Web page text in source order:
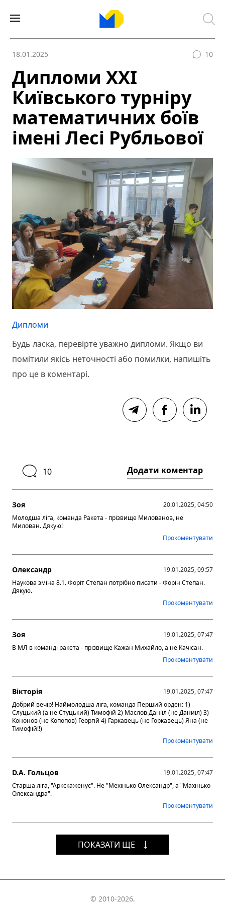
18.01.2025 10
Дипломи ХХІ
Київського турніру
математичних боїв
імені Лесі Рубльової
Дипломи
Будь ласка, перевірте уважно дипломи. Якщо ви
помітили якісь неточності або помилки, напишіть
про це в коментарі.
10 Додати коментар
Зоя
20.01.2025, 04:50
Молодша ліга, команда Ракета - прізвище Милованов, не
Милован. Дякую!
Прокоментувати
Олександр
19.01.2025, 09:57
Наукова зміна 8.1. Форіт Степан потрібно писати - Форін Степан.
Дякую.
Прокоментувати
Зоя
19.01.2025, 07:47
В МЛ в команді ракета - прізвище Кажан Михайло, а не Качісан.
Прокоментувати
Вікторія
19.01.2025, 07:47
Добрий вечір! Наймолодша ліга, команда Перший орден: 1)
Слуцький (а не Стуцький) Тимофій 2) Маслов Даніїл (не Даниіл) 3)
Кононов (не Копопов) Георгій 4) Гаркавець (не Горкавець) Яна (не
Тимофій!!)
Прокоментувати
D.A. Гольцов
19.01.2025, 07:47
Старша ліга, "Аркскаженус". Не "Мехінько Олександр", а "Махінько
Олександра".
Прокоментувати
ПОКАЗАТИ ЩЕ
© 2010-2026,